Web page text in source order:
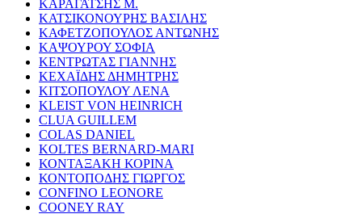
ΚΑΡΑΓΑΤΣΗΣ Μ.
ΚΑΤΣΙΚΟΝΟΥΡΗΣ ΒΑΣΙΛΗΣ
ΚΑΦΕΤΖΟΠΟΥΛΟΣ ΑΝΤΩΝΗΣ
ΚΑΨΟΥΡΟΥ ΣΟΦΙΑ
ΚΕΝΤΡΩΤΑΣ ΓΙΑΝΝΗΣ
ΚΕΧΑΪΔΗΣ ΔΗΜΗΤΡΗΣ
ΚΙΤΣΟΠΟΥΛΟΥ ΛΕΝΑ
KLEIST VON HEINRICH
CLUA GUILLEM
COLAS DANIEL
KOLTES BERNARD-MARI
ΚΟΝΤΑΞΑΚΗ ΚΟΡΙΝΑ
ΚΟΝΤΟΠΟΔΗΣ ΓΙΩΡΓΟΣ
CONFINO LEONORE
COONEY RAY